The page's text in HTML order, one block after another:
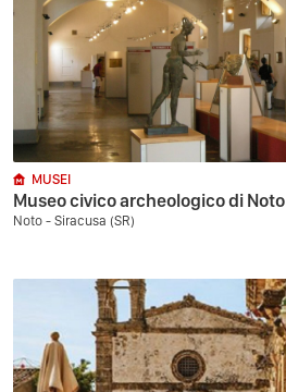
MUSEI
Museo civico archeologico di Noto
Noto - Siracusa (SR)